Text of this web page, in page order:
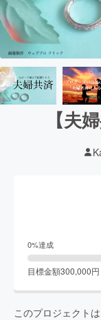
【夫
0%達成
目標金額300,000円
このプロジェクトは